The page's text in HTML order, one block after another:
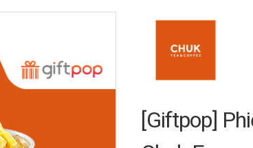
[Giftpop]